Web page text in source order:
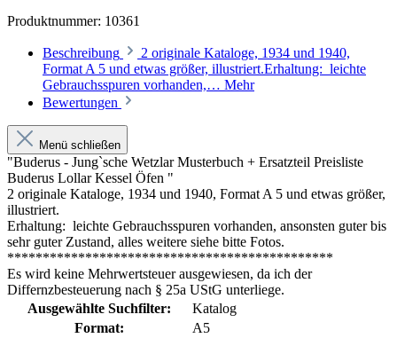
Produktnummer: 10361
Beschreibung
2 originale Kataloge, 1934 und 1940,
Format A 5 und etwas größer, illustriert.Erhaltung: leichte
Gebrauchsspuren vorhanden,… Mehr
Bewertungen
Menü schließen
"Buderus - Jung`sche Wetzlar Musterbuch + Ersatzteil Preisliste
Buderus Lollar Kessel Öfen "
2 originale Kataloge, 1934 und 1940, Format A 5 und etwas größer,
illustriert.
Erhaltung: leichte Gebrauchsspuren vorhanden, ansonsten guter bis
sehr guter Zustand, alles weitere siehe bitte Fotos.
**********************************************
Es wird keine Mehrwertsteuer ausgewiesen, da ich der
Differnzbesteuerung nach § 25a UStG unterliege.
Ausgewählte Suchfilter:
Katalog
Format:
A5